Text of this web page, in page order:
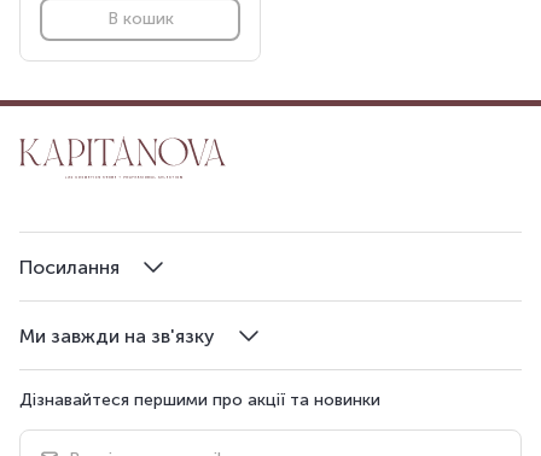
В кошик
Ми завжди на зв'язку
Посилання
Дізнавайтеся першими про акції та новинки